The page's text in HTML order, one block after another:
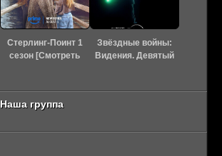
Стерлинг-Поинт 1
сезон [Смотреть
Звёздные войны:
Видения. Девятый
Наша группа